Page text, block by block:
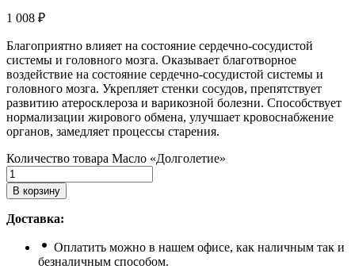
1 008 ₽
Благоприятно влияет на состояние сердечно-сосудистой
системы и головного мозга. Оказывает благотворное
воздействие на состояние сердечно-сосудистой системы и
головного мозга. Укрепляет стенки сосудов, препятствует
развитию атеросклероза и варикозной болезни. Способствует
нормализации жирового обмена, улучшает кровоснабжение
органов, замедляет процессы старения.
Количество товара Масло «Долголетие»
В корзину
Доставка:
Оплатить можно в нашем офисе, как наличным так и
безналичным способом.